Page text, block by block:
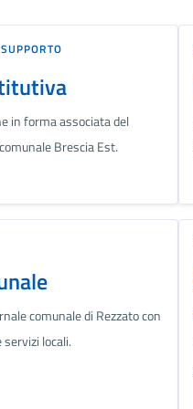
in forma associata del
Brescia Est.
comunale di Rezzato con
locali.